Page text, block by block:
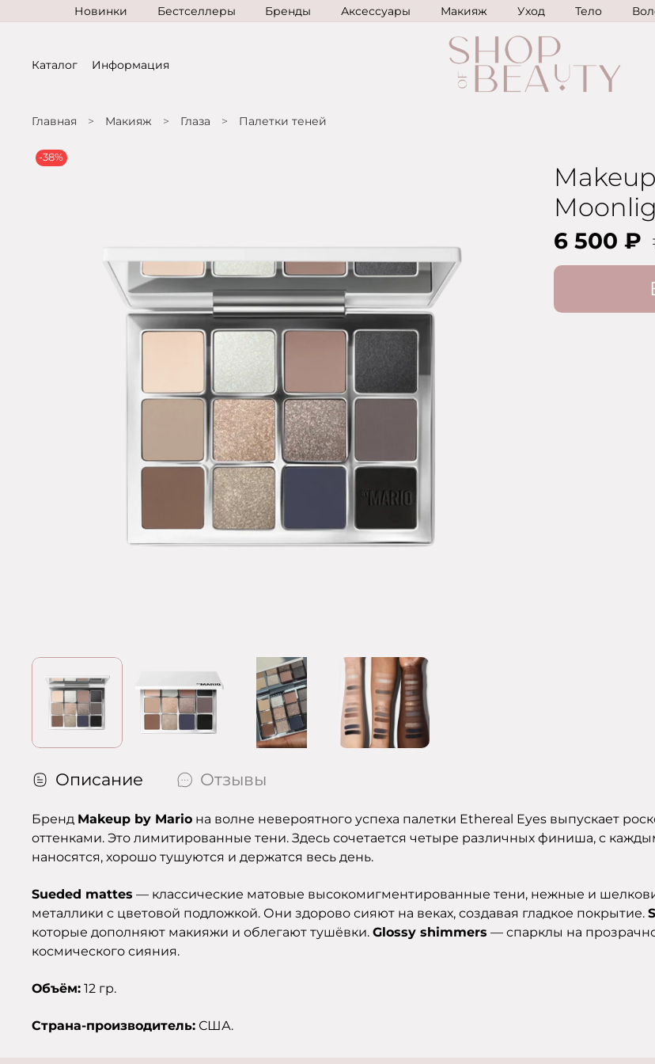
Новинки Бестселлеры Бренды Аксессуары Макияж Уход Тело
Каталог Информация
Главная Макияж Глаза Палетки теней
-38%
6 500 ₽
Описание Отзывы
Бренд Makeup by Mario на волне невероятного успеха палетки Ethereal Eyes выпускает
оттенками. Это лимитированные тени. Здесь сочетается четыре различных финиша, с
наносятся, хорошо тушуются и держатся весь день.
Sueded mattes — классические матовые высокомигментированные тени, нежные и
металлики с цветовой подложкой. Они здорово сияют на веках, создавая гладкое покрытие.
которые дополняют макияжи и облегают тушёвки. Glossy shimmers — спарклы на
космического сияния.
Объём: 12 гр.
Страна-производитель: США.